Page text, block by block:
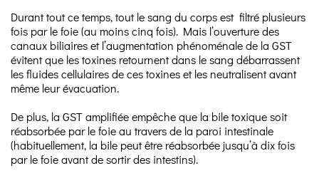
Durant tout ce temps, tout le sang du corps est filtré plusieurs
fois par le foie (au moins cinq fois). Mais l’ouverture des
canaux biliaires et l’augmentation phénoménale de la GST
évitent que les toxines retournent dans le sang débarrassent
les fluides cellulaires de ces toxines et les neutralisent avant
même leur évacuation.
De plus, la GST amplifiée empêche que la bile toxique soit
réabsorbée par le foie au travers de la paroi intestinale
(habituellement, la bile peut être réabsorbée jusqu’à dix fois
par le foie avant de sortir des intestins).